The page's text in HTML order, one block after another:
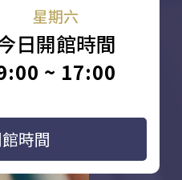
星期六
日開館時間
~ 17:00
時間